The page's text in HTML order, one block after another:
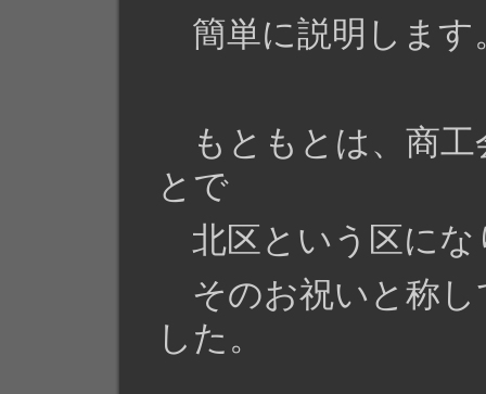
簡単に説明します
もともとは、商工
とで
北区という区にな
そのお祝いと称し
した。